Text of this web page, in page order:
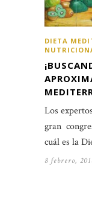
DIETA
Los
gran
cuál es la
8 febrero,